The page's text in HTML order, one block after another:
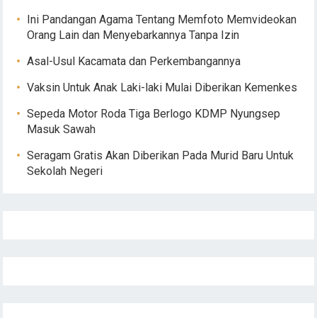
Ini Pandangan Agama Tentang Memfoto Memvideokan
Orang Lain dan Menyebarkannya Tanpa Izin
Asal-Usul Kacamata dan Perkembangannya
Vaksin Untuk Anak Laki-laki Mulai Diberikan Kemenkes
Sepeda Motor Roda Tiga Berlogo KDMP Nyungsep
Masuk Sawah
Seragam Gratis Akan Diberikan Pada Murid Baru Untuk
Sekolah Negeri